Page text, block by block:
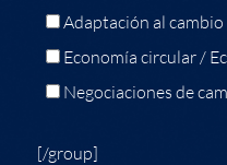
Adaptación al
Economía circular /
Negociaciones de
[/group]